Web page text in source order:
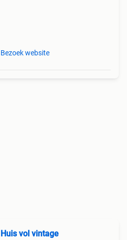
Bezoek website
Huis vol vintage